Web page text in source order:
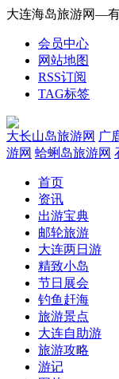
大连海岛旅游网—
会员中心
网站地图
RSS订阅
TAG标签
大长山岛旅游网 广
游网 蛤蜊岛旅游网
首页
资讯
出游宝典
邮轮旅游
大连两日游
精致小岛
节日展会
钓鱼赶海
旅游景点
大连自助游
旅游攻略
游记